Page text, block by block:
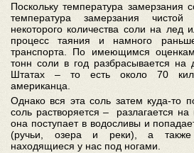
Поскольку температура замерзания
температура замерзания
некоторого количества соли на лед
процесс таяния и намного
транспорта. По имеющимся
тонн соли в год разбрасывается на
Штатах – то есть около 70
американца.
Однако вся эта соль затем куда-то
соль растворяется – разлагается
она поступает в водосливы и
(ручьи, озера и реки), а
находящиеся у нас под ногами.